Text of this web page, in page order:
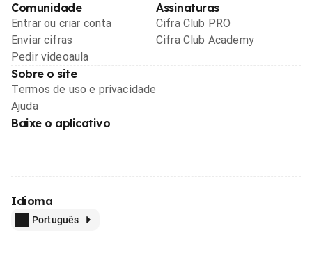
Comunidade
Entrar ou criar conta
Enviar cifras
Pedir videoaula
Assinaturas
Cifra Club PRO
Cifra Club Academy
Sobre o site
Termos de uso e privacidade
Ajuda
Baixe o aplicativo
Idioma
Português